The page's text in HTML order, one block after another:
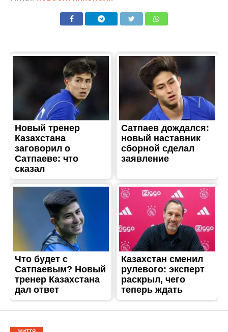
ЖИТТЯ
Пообіцяв донести сумки: в
Нікопольському районі
чоловік пограбував літню
жінку
Опубліковано21.01.2025